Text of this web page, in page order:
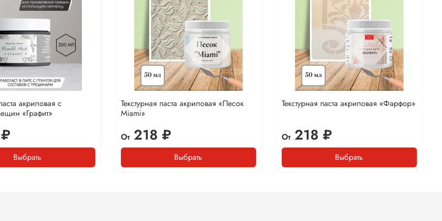
акриловая с
«Графит»
Выбрать
Текстурная паста акриловая «Песок
Miami»
От218 ₽
Выбрать
Текстурная паста акриловая «Фарфор»
От218 ₽
Выбрать